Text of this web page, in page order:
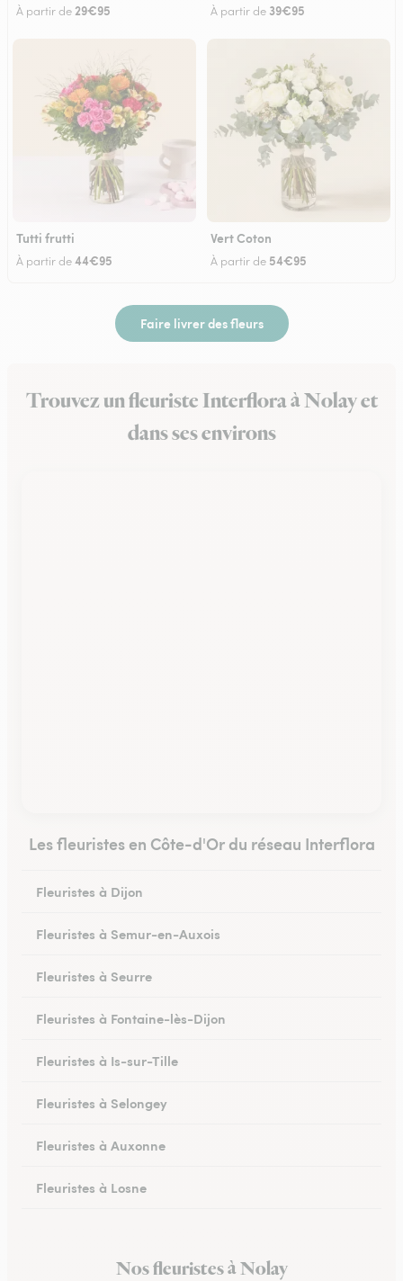
À partir de 29€95 À partir de 39€95
Tutti frutti
À partir de44€95
Vert Coton
À partir de 54€95
Faire livrer des fleurs
Trouvez un fleuriste Interflora à Nolay et
dans ses environs
Les fleuristes en Côte-d'Or du réseau Interflora
Fleuristes à Dijon
Fleuristes à Semur-en-Auxois
Fleuristes à Seurre
Fleuristes à Fontaine-lès-Dijon
Fleuristes à Is-sur-Tille
Fleuristes à Selongey
Fleuristes à Auxonne
Fleuristes à Losne
Fleuristes à MeursaultNos fleuristes à Nolay